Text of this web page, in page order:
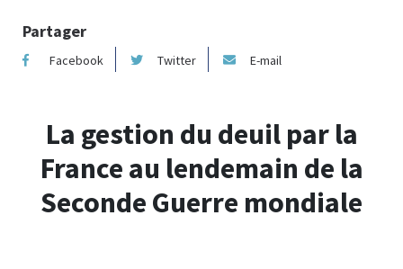
Partager
Facebook Twitter E-mail
La gestion du deuil par la
France au lendemain de la
Seconde Guerre mondiale